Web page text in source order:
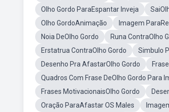
Olho Gordo ParaEspantar Inveja
Olho GordoAnimação
Imagem
Noia DeOlho Gordo
Runa ContraOlho
Erstatrua ContraOlho Gordo
Simbulo
Desenho Pra AfastarOlho Gordo
Quadros Com Frase DeOlho Gordo Para
Frases MotivacionaisOlho Gordo
Oração ParaAfastar OS Males